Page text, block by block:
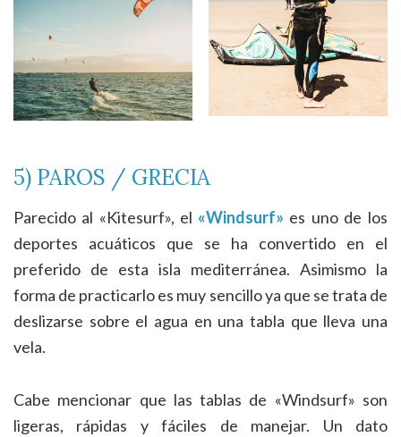
5) PAROS / GRECIA
Parecido al «Kitesurf», el «Windsurf» es uno de los
deportes acuáticos que se ha convertido en el
preferido de esta isla mediterránea. Asimismo la
forma de practicarlo es muy sencillo ya que se trata de
deslizarse sobre el agua en una tabla que lleva una
vela.
Cabe mencionar que las tablas de «Windsurf» son
ligeras, rápidas y fáciles de manejar. Un dato